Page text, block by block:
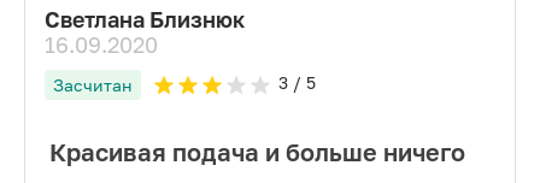
Светлана Близнюк
16.09.2020
Засчитан 3/ 5
Красивая подача и больше ничего